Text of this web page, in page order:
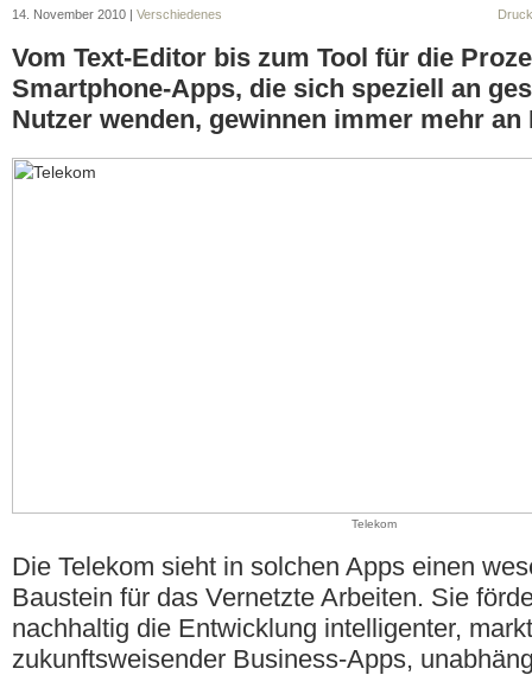
14. November 2010 | Verschiedenes
Vom Text-Editor bis zum Tool für die
Smartphone-Apps, die sich speziell an
Nutzer wenden, gewinnen immer mehr an
Telekom
Die Telekom sieht in solchen Apps einen
Baustein für das Vernetzte Arbeiten. Sie
nachhaltig die Entwicklung intelligenter,
zukunftsweisender Business-Apps,